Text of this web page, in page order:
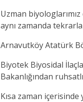
Uzman
aynı zamanda
Arnavutköy Atatürk
Biyotek Biyosidal
Bakanlığından
Kısa zaman